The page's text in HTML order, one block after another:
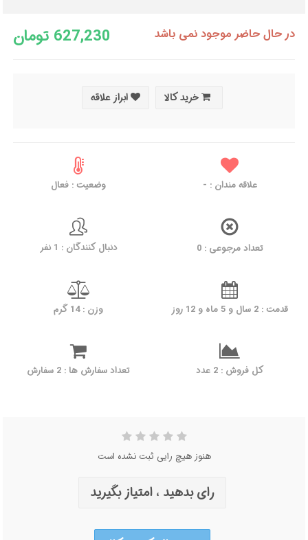
627,230 تومان در حال حاضر موجود نمی باشد
خرید کالا ابراز علاقه
علاقه مندان : - وضعیت : فعال
تعداد مرجوعی : 0 دنبال کنندگان : 1 نفر
قدمت : 2 سال و 5 ماه و 12 روز وزن : 14 گرم
کل فروش : 2 عدد تعداد سفارش ها : 2 سفارش
هنوز هیچ رایی ثبت نشده است
رای بدهید ، امتیاز بگیرید